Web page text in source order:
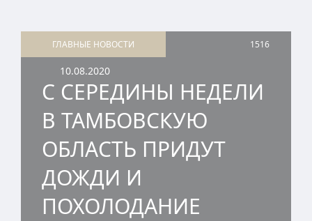
ГЛАВНЫЕ НОВОСТИ 1516
10.08.2020
С СЕРЕДИНЫ НЕДЕЛИ
В ТАМБОВСКУЮ
ОБЛАСТЬ ПРИДУТ
ДОЖДИ И
ПОХОЛОДАНИЕ